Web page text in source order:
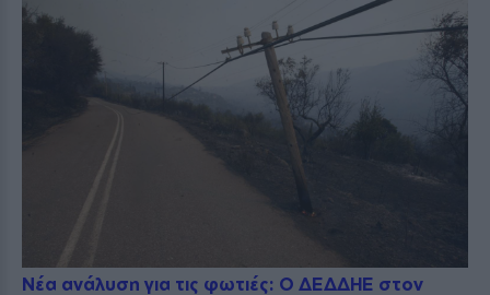
Νέα ανάλυση για τις φωτιές: Ο ΔΕΔΔΗΕ στον